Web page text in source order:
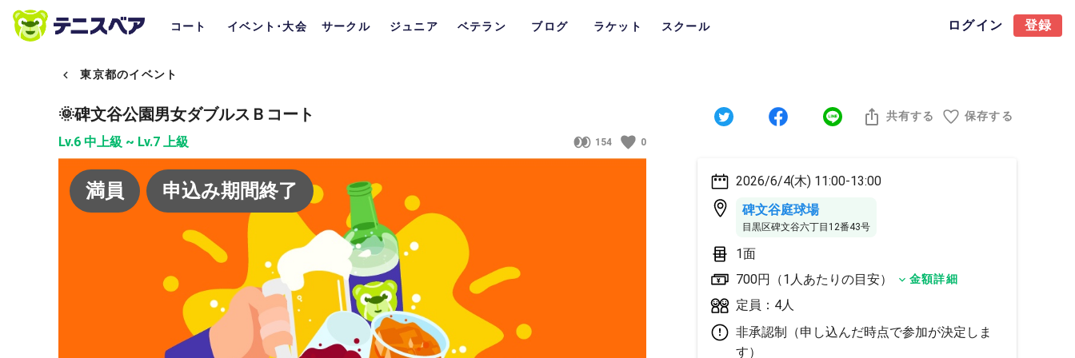
コート イベント･大会 サークル ジュニア ベテラン ブログ ラケット スクール ログイン 登録
東京都のイベント
🌞碑文谷公園男女ダブルスＢコート
Lv.6 中上級 ~ Lv.7 上級 154 0
共有する 保存する
満員 申込み期間終了
2026/6/4(木) 11:00-13:00
碑文谷庭球場
目黒区碑文谷六丁目12番43号
1面
700円（1人あたりの目安）
金額詳細
定員：4人
非承認制（申し込んだ時点で参加が決定しま
す）